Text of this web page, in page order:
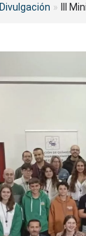
Divulgación » III